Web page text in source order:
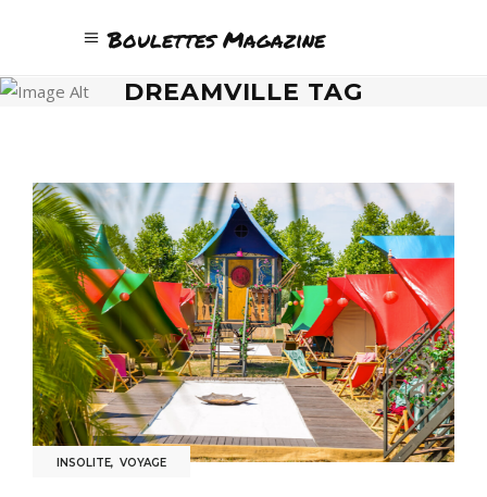
Boulettes Magazine
DREAMVILLE TAG
INSOLITE, VOYAGE